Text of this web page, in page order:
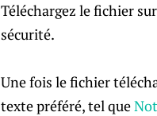
Téléchargez le fichier
sécurité.
Une fois le fichier
texte préféré, tel que